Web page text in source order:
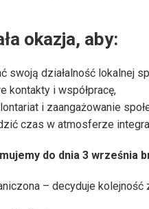
okazja, aby:
swoją działalność lokalnej
kontakty i współpracę,
i zaangażowanie
czas w atmosferze
do dnia 3 września
– decyduje kolejność